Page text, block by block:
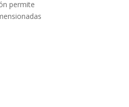
permite